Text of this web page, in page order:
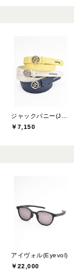
￥7,150
アイヴォル(Eyevol)
￥22,000